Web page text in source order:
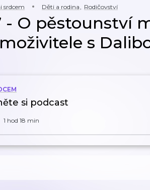
srdcem Děti a rodina, Rodičovství
- O pěstounství
s
si podcast
1 hod 18 min